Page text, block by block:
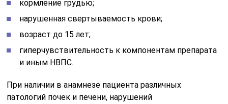
кормление грудью;
нарушенная свертываемость крови;
возраст до 15 лет;
гиперчувствительность к компонентам препарата
и иным НВПС.
При наличии в анамнезе пациента различных
патологий почек и печени, нарушений